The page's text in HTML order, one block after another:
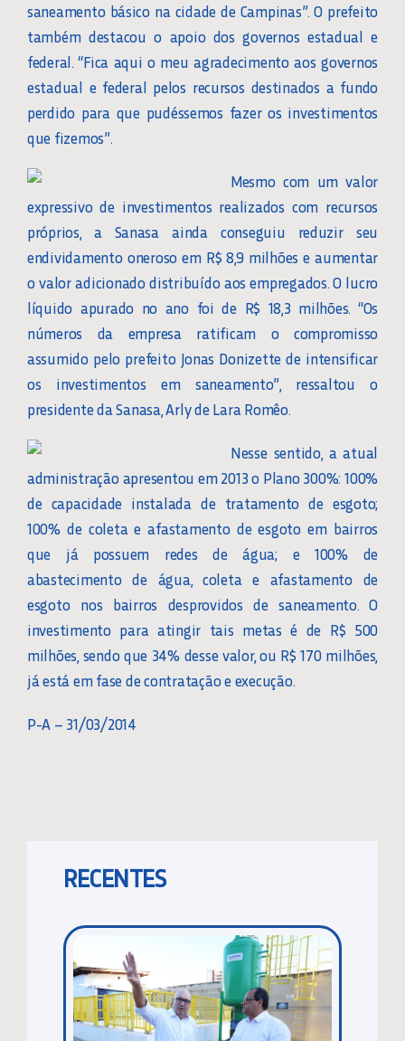
saneamento básico na cidade de Campinas”. O prefeito
também destacou o apoio dos governos estadual e
federal. “Fica aqui o meu agradecimento aos governos
estadual e federal pelos recursos destinados a fundo
perdido para que pudéssemos fazer os investimentos
que fizemos”.
Mesmo com um valor
expressivo de investimentos realizados com recursos
próprios, a Sanasa ainda conseguiu reduzir seu
endividamento oneroso em R$ 8,9 milhões e aumentar
o valor adicionado distribuído aos empregados. O lucro
líquido apurado no ano foi de R$ 18,3 milhões. “Os
números da empresa ratificam o compromisso
assumido pelo prefeito Jonas Donizette de intensificar
os investimentos em saneamento”, ressaltou o
presidente da Sanasa, Arly de Lara Romêo.
Nesse sentido, a atual
administração apresentou em 2013 o Plano 300%: 100%
de capacidade instalada de tratamento de esgoto;
100% de coleta e afastamento de esgoto em bairros
que já possuem redes de água; e 100% de
abastecimento de água, coleta e afastamento de
esgoto nos bairros desprovidos de saneamento. O
investimento para atingir tais metas é de R$ 500
milhões, sendo que 34% desse valor, ou R$ 170 milhões,
já está em fase de contratação e execução.
P-A – 31/03/2014
RECENTES